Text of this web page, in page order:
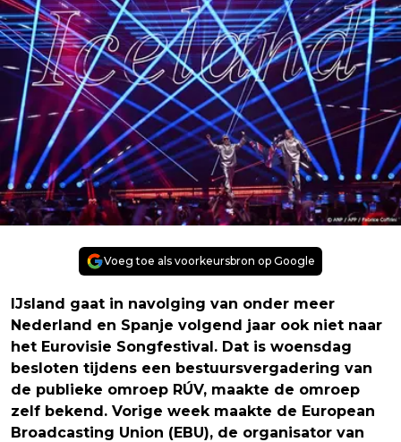
Voeg toe als voorkeursbron op Google
IJsland gaat in navolging van onder meer
Nederland en Spanje volgend jaar ook niet naar
het Eurovisie Songfestival. Dat is woensdag
besloten tijdens een bestuursvergadering van
de publieke omroep RÚV, maakte de omroep
zelf bekend. Vorige week maakte de European
Broadcasting Union (EBU), de organisator van